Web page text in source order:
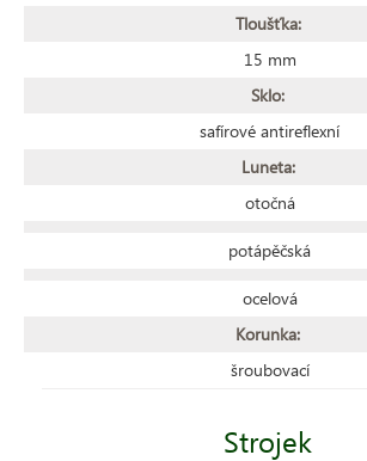
Tloušťka:
15 mm
Sklo:
safírové antireflexní
Luneta:
otočná
potápěčská
ocelová
Korunka:
šroubovací
Strojek